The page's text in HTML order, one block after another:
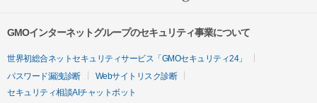
GMOインターネットグループのセキュリティ事業について
世界初総合ネットセキュリティサービス「GMOセキュリティ24」
パスワード漏洩診断
Webサイトリスク診断
セキュリティ相談AIチャットボット